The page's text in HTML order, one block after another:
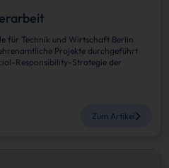
für Technik und Wirtschaft Berlin
Projekte durchgeführt
Responsibility-Strategie der
Zum Artikel